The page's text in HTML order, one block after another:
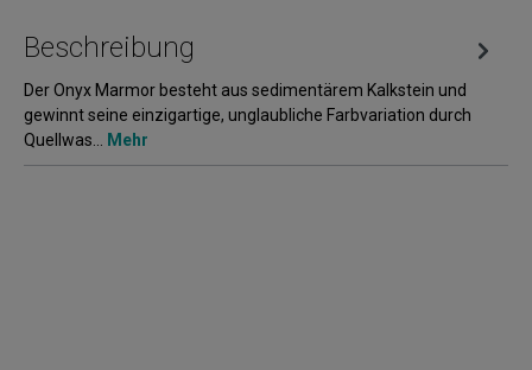
Beschreibung
Der Onyx Marmor besteht aus sedimentärem Kalkstein und
gewinnt seine einzigartige, unglaubliche Farbvariation durch
Quellwas… Mehr